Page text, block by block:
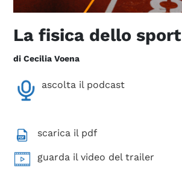
La fisica dello sport
di Cecilia Voena
ascolta il podcast
scarica il pdf
guarda il video del trailer